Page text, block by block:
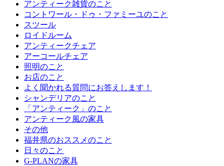
アンティーク雑貨のこと
コントワール・ドゥ・ファミーユのこと
スツール
ロイドルーム
アンティークチェア
アーコールチェア
照明のこと
お店のこと
よく聞かれる質問にお答えします！
シャンデリアのこと
「アンティーク」のこと
アンティーク風の家具
その他
福井県のおススメのこと
日々のこと
G-PLANの家具